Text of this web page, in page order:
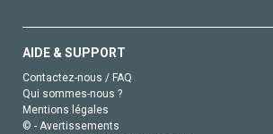
AIDE & SUPPORT
Contactez-nous / FAQ
Qui sommes-nous ?
Mentions légales
© - Avertissements